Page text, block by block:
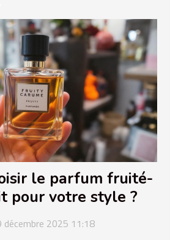
le parfum fruité-
pour votre style ?
décembre 2025 11:18